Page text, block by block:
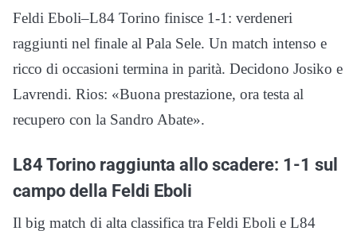
Feldi Eboli–L84 Torino finisce 1-1: verdeneri
raggiunti nel finale al Pala Sele. Un match intenso e
ricco di occasioni termina in parità. Decidono Josiko e
Lavrendi. Rios: «Buona prestazione, ora testa al
recupero con la Sandro Abate».
L84 Torino raggiunta allo scadere: 1-1 sul
campo della Feldi Eboli
Il big match di alta classifica tra Feldi Eboli e L84